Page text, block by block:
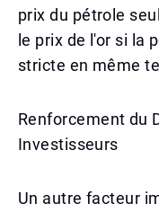
prix du pétrole
le prix de l'or si la
stricte en même
Renforcement du
Investisseurs
Un autre facteur